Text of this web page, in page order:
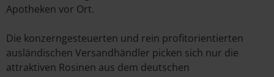
Apotheken vor Ort.
Die konzerngesteuerten und rein profitorientierten
ausländischen Versandhändler picken sich nur die
attraktiven Rosinen aus dem deutschen